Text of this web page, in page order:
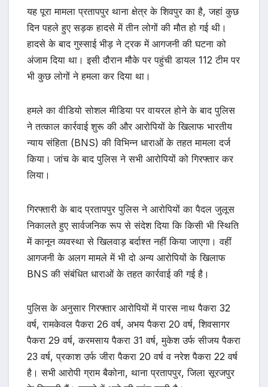
यह पूरा मामला प्रतापपुर थाना क्षेत्र के शिवपुर का है, जहां कुछ
दिन पहले हुए सड़क हादसे में तीन लोगों की मौत हो गई थी।
हादसे के बाद गुस्साई भीड़ ने ट्रक में आगजनी की घटना को
अंजाम दिया था। इसी दौरान मौके पर पहुंची डायल 112 टीम पर
भी कुछ लोगों ने हमला कर दिया था।
हमले का वीडियो सोशल मीडिया पर वायरल होने के बाद पुलिस
ने तत्काल कार्रवाई शुरू की और आरोपियों के खिलाफ भारतीय
न्याय संहिता (BNS) की विभिन्न धाराओं के तहत मामला दर्ज
किया। जांच के बाद पुलिस ने सभी आरोपियों को गिरफ्तार कर
लिया।
गिरफ्तारी के बाद प्रतापपुर पुलिस ने आरोपियों का पैदल जुलूस
निकालते हुए सार्वजनिक रूप से संदेश दिया कि किसी भी स्थिति
में कानून व्यवस्था से खिलवाड़ बर्दाश्त नहीं किया जाएगा। वहीं
आगजनी के अलग मामले में भी दो अन्य आरोपियों के खिलाफ
BNS की संबंधित धाराओं के तहत कार्रवाई की गई है।
पुलिस के अनुसार गिरफ्तार आरोपियों में पारस नाथ पैकरा 32
वर्ष, रामकेवल पैकरा 26 वर्ष, अभय पैकरा 20 वर्ष, शिवसागर
पैकरा 29 वर्ष, करमसाय पैकरा 31 वर्ष, मुकेश उर्फ सीजय पैकरा
23 वर्ष, प्रकाश उर्फ जीरा पैकरा 20 वर्ष व नरेश पैकरा 22 वर्ष
है। सभी आरोपी ग्राम बैकोना, थाना प्रतापपुर, जिला सूरजपुर